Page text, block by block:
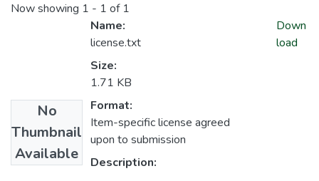
Now showing 1 - 1 of 1
No
Thumbnail
Available
Name:
license.txt
Size:
1.71 KB
Format:
Item-specific license agreed
upon to submission
Description:
Down
load